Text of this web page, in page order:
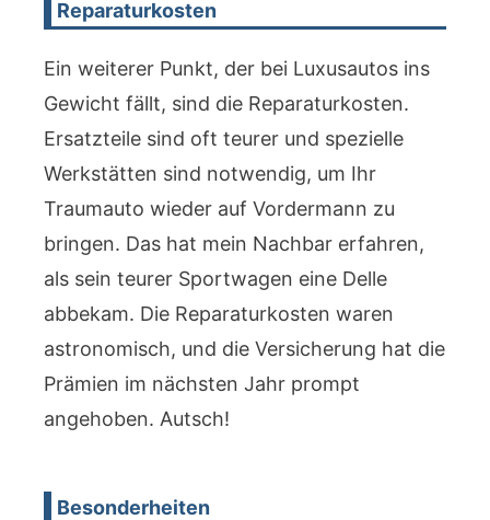
Reparaturkosten
Ein weiterer Punkt, der bei Luxusautos ins
Gewicht fällt, sind die Reparaturkosten.
Ersatzteile sind oft teurer und spezielle
Werkstätten sind notwendig, um Ihr
Traumauto wieder auf Vordermann zu
bringen. Das hat mein Nachbar erfahren,
als sein teurer Sportwagen eine Delle
abbekam. Die Reparaturkosten waren
astronomisch, und die Versicherung hat die
Prämien im nächsten Jahr prompt
angehoben. Autsch!
Besonderheiten